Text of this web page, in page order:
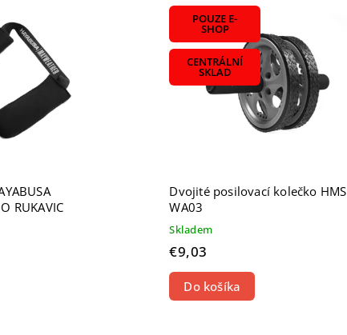
RUKAVIC
POUZE E-
SHOP
CENTRÁLNÍ
SKLAD
Dvojité posilovací kolečko HMS
WA03
Skladem
€9,03
Do košíka